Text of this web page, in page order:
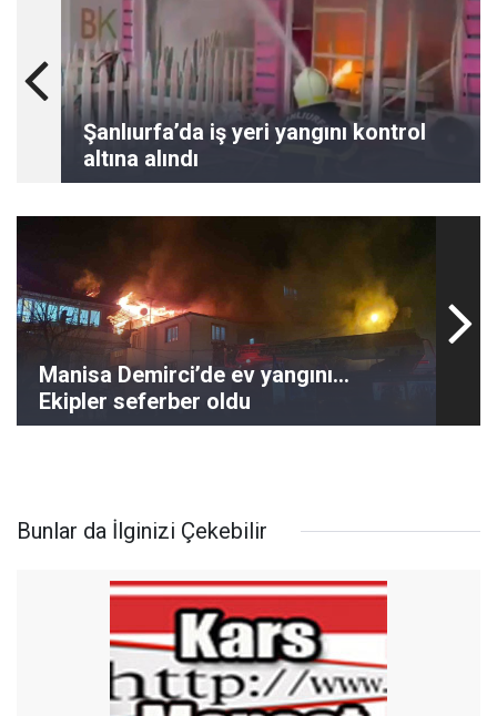
Şanlıurfa’da iş yeri yangını kontrol
altına alındı
Manisa Demirci’de ev yangını...
Ekipler seferber oldu
Bunlar da İlginizi Çekebilir